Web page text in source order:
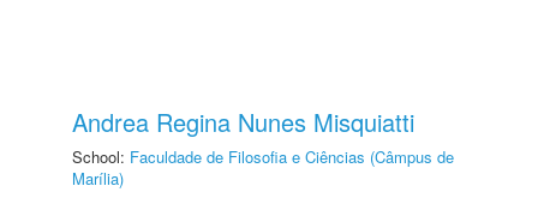
Andrea Regina Nunes Misquiatti
School: Faculdade de Filosofia e Ciências (Câmpus de
Marília)